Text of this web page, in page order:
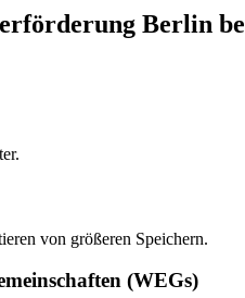
Berlin
von größeren Speichern.
(WEGs)